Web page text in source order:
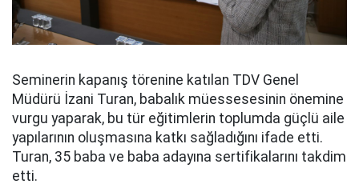
Seminerin kapanış törenine katılan TDV Genel
Müdürü İzani Turan, babalık müessesesinin önemine
vurgu yaparak, bu tür eğitimlerin toplumda güçlü aile
yapılarının oluşmasına katkı sağladığını ifade etti.
Turan, 35 baba ve baba adayına sertifikalarını takdim
etti.